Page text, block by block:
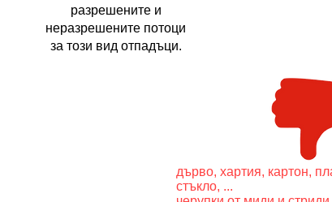
разрешените и
неразрешените потоци
за този вид отпадъци.
дърво, хартия, картон,
стъкло, ...